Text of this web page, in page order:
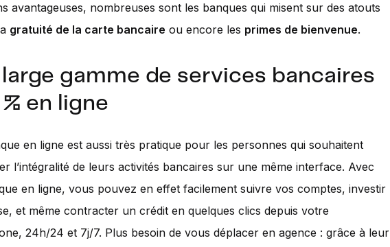
avantageuses, nombreuses sont les banques qui misent sur des atouts
gratuité de la carte bancaire ou encore les primes de bienvenue.
large gamme de services bancaires
en ligne
en ligne est aussi très pratique pour les personnes qui souhaitent
l’intégralité de leurs activités bancaires sur une même interface. Avec
en ligne, vous pouvez en effet facilement suivre vos comptes, investir
et même contracter un crédit en quelques clics depuis votre
24h/24 et 7j/7. Plus besoin de vous déplacer en agence : grâce à leur